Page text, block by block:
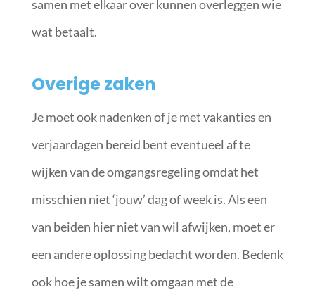
samen met elkaar over kunnen overleggen wie
wat betaalt.
Overige zaken
Je moet ook nadenken of je met vakanties en
verjaardagen bereid bent eventueel af te
wijken van de omgangsregeling omdat het
misschien niet ‘jouw’ dag of week is. Als een
van beiden hier niet van wil afwijken, moet er
een andere oplossing bedacht worden. Bedenk
ook hoe je samen wilt omgaan met de